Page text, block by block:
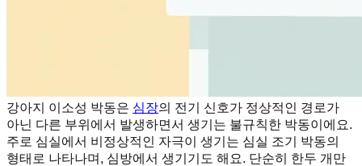
강아지 이소성 박동은 심장의 전기 신호가 정상적인 경로가
아닌 다른 부위에서 발생하면서 생기는 불규칙한 박동이에요.
주로 심실에서 비정상적인 자극이 생기는 심실 조기 박동의
형태로 나타나며, 심방에서 생기기도 해요. 단순히 한두 개만